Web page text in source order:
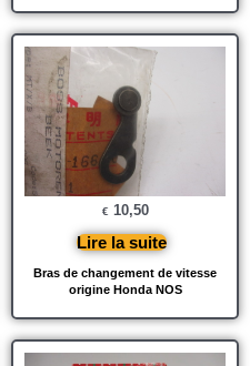
Bras de changement de vitesse
origine Honda NOS
€ 10,50
Lire la suite